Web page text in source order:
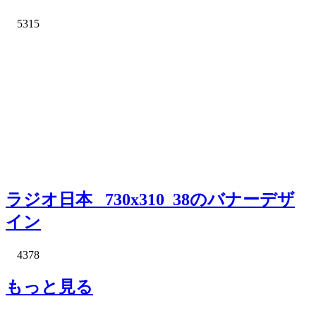
5315
ラジオ日本_ 730x310_38のバナーデザ
イン
4378
もっと見る